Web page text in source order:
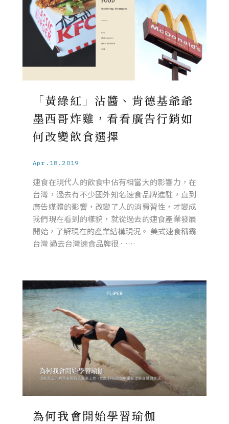
「黃綠紅」沾醬、肯德基爺爺
墨西哥炸雞，看看廣告行銷如
何改變飲食選擇
Apr.18.2019
速食在現代人的飲食中佔有相當大的影響力，在
台灣，過去有不少國外知名速食品牌進駐，直到
廣告媒體的影響，改變了人的消費習性，才變成
我們現在看到的樣貌，就從過去的速食產業發展
開始，了解現在的產業結構現況。 美式速食稱霸
台灣 過去台灣速食品牌很 ……
為何我會開始學習瑜伽